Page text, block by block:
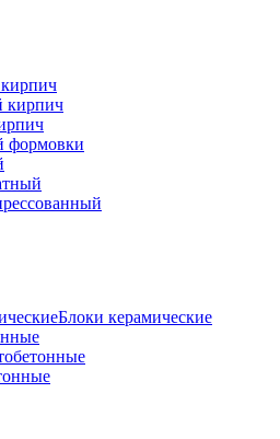
кирпич
формовки
Блоки керамические